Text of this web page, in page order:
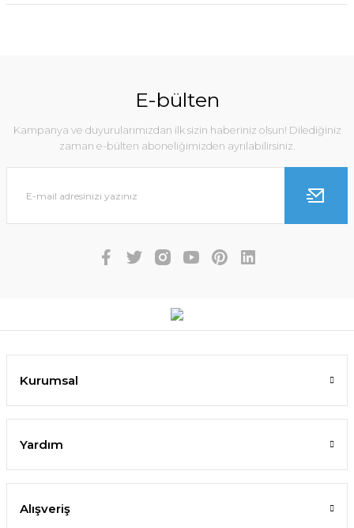
E-bülten
Kampanya ve duyurularımızdan ilk sizin haberiniz olsun! Dilediğiniz
zaman e-bülten aboneliğimizden ayrılabilirsiniz.
Kurumsal
Yardım
Alışveriş